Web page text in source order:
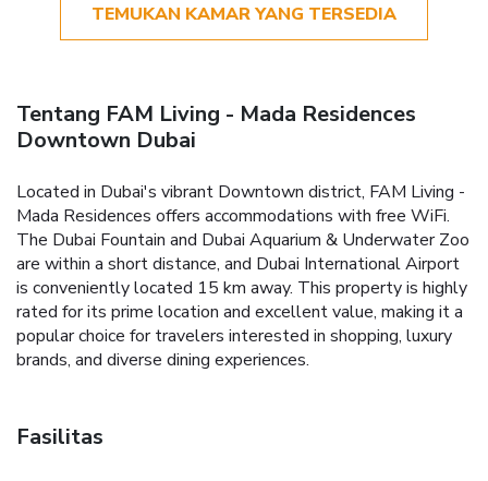
TEMUKAN KAMAR YANG TERSEDIA
Tentang FAM Living - Mada Residences
Downtown Dubai
Located in Dubai's vibrant Downtown district, FAM Living -
Mada Residences offers accommodations with free WiFi.
The Dubai Fountain and Dubai Aquarium & Underwater Zoo
are within a short distance, and Dubai International Airport
is conveniently located 15 km away. This property is highly
rated for its prime location and excellent value, making it a
popular choice for travelers interested in shopping, luxury
brands, and diverse dining experiences.
Fasilitas